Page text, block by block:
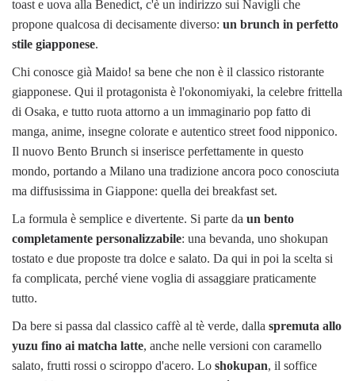
toast e uova alla Benedict, c'è un indirizzo sui Navigli che
propone qualcosa di decisamente diverso: un brunch in perfetto
stile giapponese.
Chi conosce già Maido! sa bene che non è il classico ristorante
giapponese. Qui il protagonista è l'okonomiyaki, la celebre frittella
di Osaka, e tutto ruota attorno a un immaginario pop fatto di
manga, anime, insegne colorate e autentico street food nipponico.
Il nuovo Bento Brunch si inserisce perfettamente in questo
mondo, portando a Milano una tradizione ancora poco conosciuta
ma diffusissima in Giappone: quella dei breakfast set.
La formula è semplice e divertente. Si parte da un bento
completamente personalizzabile: una bevanda, uno shokupan
tostato e due proposte tra dolce e salato. Da qui in poi la scelta si
fa complicata, perché viene voglia di assaggiare praticamente
tutto.
Da bere si passa dal classico caffè al tè verde, dalla spremuta allo
yuzu fino ai matcha latte, anche nelle versioni con caramello
salato, frutti rossi o sciroppo d'acero. Lo shokupan, il soffice